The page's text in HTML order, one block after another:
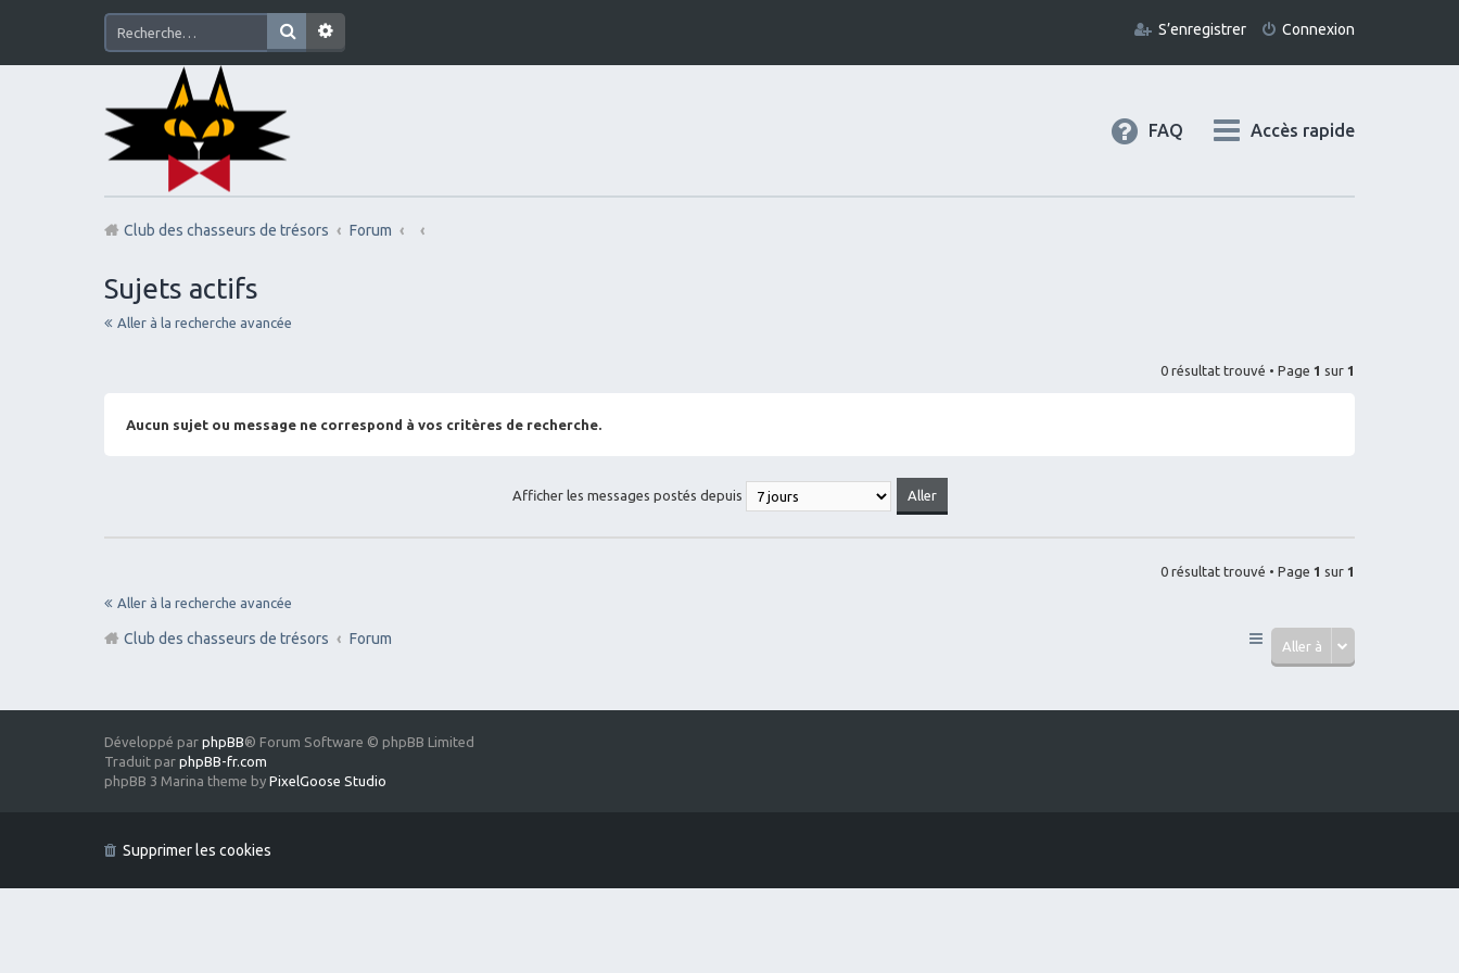
Connexion
S’enregistrer
Accès rapide
FAQ
Club des chasseurs de trésors Forum
Sujets actifs
Aller à la recherche avancée
0 résultat trouvé • Page 1 sur 1
Aucun sujet ou message ne correspond à vos critères de recherche.
Afficher les messages postés depuis
0 résultat trouvé • Page 1 sur 1
Aller à la recherche avancée
Aller à
Club des chasseurs de trésors Forum
Développé par phpBB® Forum Software © phpBB Limited
Traduit par phpBB-fr.com
phpBB 3 Marina theme by PixelGoose Studio
Supprimer les cookies